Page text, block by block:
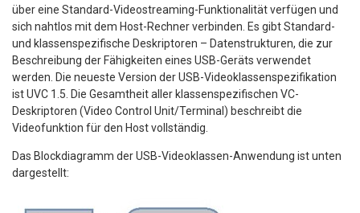
über eine Standard-Videostreaming-Funktionalität verfügen und
sich nahtlos mit dem Host-Rechner verbinden. Es gibt Standard-
und klassenspezifische Deskriptoren – Datenstrukturen, die zur
Beschreibung der Fähigkeiten eines USB-Geräts verwendet
werden. Die neueste Version der USB-Videoklassenspezifikation
ist UVC 1.5. Die Gesamtheit aller klassenspezifischen VC-
Deskriptoren (Video Control Unit/Terminal) beschreibt die
Videofunktion für den Host vollständig.
Das Blockdiagramm der USB-Videoklassen-Anwendung ist unten
dargestellt: